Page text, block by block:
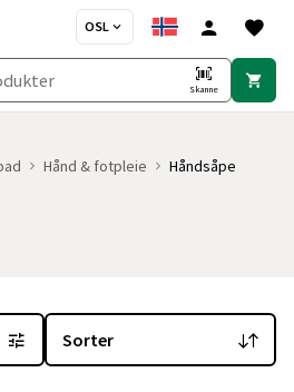
OSL
Skanne
Hånd & fotpleie Håndsåpe
Sorter